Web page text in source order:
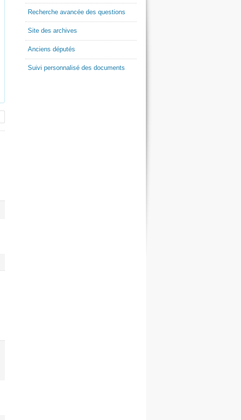
Recherche avancée des questions
Site des archives
Anciens députés
Suivi personnalisé des documents